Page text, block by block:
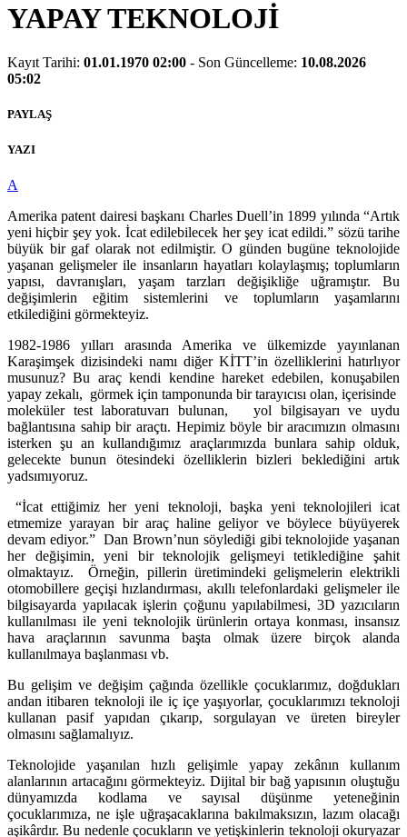
YAPAY TEKNOLOJİ
Kayıt Tarihi: 01.01.1970 02:00 - Son Güncelleme: 10.08.2026
05:02
PAYLAŞ
YAZI
A
Amerika patent dairesi başkanı Charles Duell’in 1899 yılında “Artık
yeni hiçbir şey yok. İcat edilebilecek her şey icat edildi.” sözü tarihe
büyük bir gaf olarak not edilmiştir. O günden bugüne teknolojide
yaşanan gelişmeler ile insanların hayatları kolaylaşmış; toplumların
yapısı, davranışları, yaşam tarzları değişikliğe uğramıştır. Bu
değişimlerin eğitim sistemlerini ve toplumların yaşamlarını
etkilediğini görmekteyiz.
1982-1986 yılları arasında Amerika ve ülkemizde yayınlanan
Karaşimşek dizisindeki namı diğer KİTT’in özelliklerini hatırlıyor
musunuz? Bu araç kendi kendine hareket edebilen, konuşabilen
yapay zekalı, görmek için tamponunda bir tarayıcısı olan, içerisinde
moleküler test laboratuvarı bulunan, yol bilgisayarı ve uydu
bağlantısına sahip bir araçtı. Hepimiz böyle bir aracımızın olmasını
isterken şu an kullandığımız araçlarımızda bunlara sahip olduk,
gelecekte bunun ötesindeki özelliklerin bizleri beklediğini artık
yadsımıyoruz.
“İcat ettiğimiz her yeni teknoloji, başka yeni teknolojileri icat
etmemize yarayan bir araç haline geliyor ve böylece büyüyerek
devam ediyor.” Dan Brown’nun söylediği gibi teknolojide yaşanan
her değişimin, yeni bir teknolojik gelişmeyi tetiklediğine şahit
olmaktayız. Örneğin, pillerin üretimindeki gelişmelerin elektrikli
otomobillere geçişi hızlandırması, akıllı telefonlardaki gelişmeler ile
bilgisayarda yapılacak işlerin çoğunu yapılabilmesi, 3D yazıcıların
kullanılması ile yeni teknolojik ürünlerin ortaya konması, insansız
hava araçlarının savunma başta olmak üzere birçok alanda
kullanılmaya başlanması vb.
Bu gelişim ve değişim çağında özellikle çocuklarımız, doğdukları
andan itibaren teknoloji ile iç içe yaşıyorlar, çocuklarımızı teknoloji
kullanan pasif yapıdan çıkarıp, sorgulayan ve üreten bireyler
olmasını sağlamalıyız.
Teknolojide yaşanılan hızlı gelişimle yapay zekânın kullanım
alanlarının artacağını görmekteyiz. Dijital bir bağ yapısının oluştuğu
dünyamızda kodlama ve sayısal düşünme yeteneğinin
çocuklarımıza, ne işle uğraşacaklarına bakılmaksızın, lazım olacağı
aşikârdır. Bu nedenle çocukların ve yetişkinlerin teknoloji okuryazar